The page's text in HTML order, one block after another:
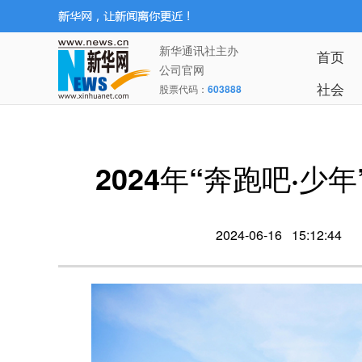
新华通讯社主办
公司官网
股票代码： 603888
首页
社会
2024年“奔跑吧·少
2024-06-16 15:12:44